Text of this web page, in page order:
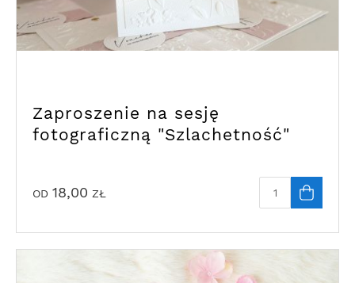
Zaproszenie na sesję
fotograficzną "Szlachetność"
OD 18,00 ZŁ